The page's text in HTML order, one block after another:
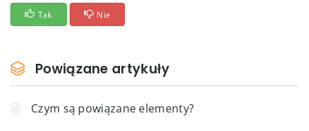
Tak Nie
Powiązane artykuły
Czym są powiązane elementy?